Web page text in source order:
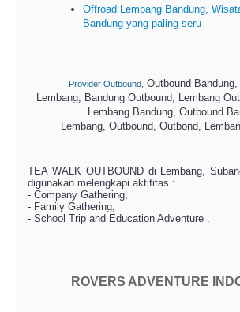
Offroad Lembang Bandung,
Bandung yang paling seru
Provider Outbound Outbound Bandung,
Lembang, Bandung Outbound, Lembang
Lembang Bandung, Outbound
Lembang, Outbound, Outbond,
TEA WALK OUTBOUND di Lembang,
digunakan melengkapi aktifitas :
- Company Gathering,
- Family Gathering,
- School Trip and Education Adventure .
ROVERS ADVENTURE